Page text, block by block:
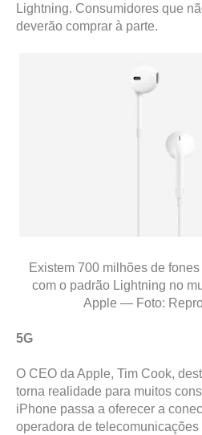
Lightning. Consumidores que
deverão comprar à parte.
Existem 700 milhões de
com o padrão Lightning no
Apple — Foto:
5G
O CEO da Apple, Tim Cook,
torna realidade para muitos
iPhone passa a oferecer a
operadora de